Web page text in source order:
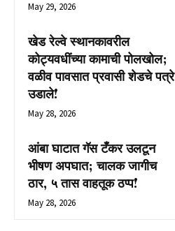
May 29, 2026
खेड रेल्वे स्थानकावरील
कोट्यवधींच्या कामाची पोलखोल;
वळीव पावसात प्रवासी शेडचे पत्रे
उडाले!
May 28, 2026
आंबा घाटात गॅस टँकर उलटून
भीषण अपघात; चालक जागीच
ठार, ५ तास वाहतूक ठप्प!
May 28, 2026